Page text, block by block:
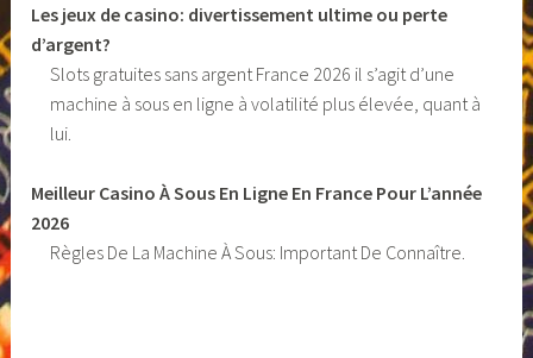
Les jeux de casino: divertissement ultime ou perte
d’argent?
Slots gratuites sans argent France 2026 il s’agit d’une
machine à sous en ligne à volatilité plus élevée, quant à
lui.
Meilleur Casino À Sous En Ligne En France Pour L’année
2026
Règles De La Machine À Sous: Important De Connaître.